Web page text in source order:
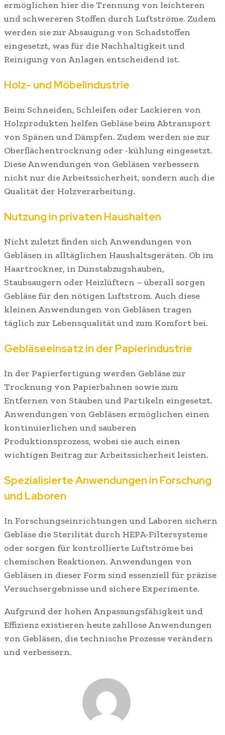
ermöglichen hier die Trennung von leichteren
und schwereren Stoffen durch Luftströme. Zudem
werden sie zur Absaugung von Schadstoffen
eingesetzt, was für die Nachhaltigkeit und
Reinigung von Anlagen entscheidend ist.
Holz- und Möbelindustrie
Beim Schneiden, Schleifen oder Lackieren von
Holzprodukten helfen Gebläse beim Abtransport
von Spänen und Dämpfen. Zudem werden sie zur
Oberflächentrocknung oder -kühlung eingesetzt.
Diese Anwendungen von Gebläsen verbessern
nicht nur die Arbeitssicherheit, sondern auch die
Qualität der Holzverarbeitung.
Nutzung in privaten Haushalten
Nicht zuletzt finden sich Anwendungen von
Gebläsen in alltäglichen Haushaltsgeräten. Ob im
Haartrockner, in Dunstabzugshauben,
Staubsaugern oder Heizlüftern – überall sorgen
Gebläse für den nötigen Luftstrom. Auch diese
kleinen Anwendungen von Gebläsen tragen
täglich zur Lebensqualität und zum Komfort bei.
Gebläseeinsatz in der Papierindustrie
In der Papierfertigung werden Gebläse zur
Trocknung von Papierbahnen sowie zum
Entfernen von Stäuben und Partikeln eingesetzt.
Anwendungen von Gebläsen ermöglichen einen
kontinuierlichen und sauberen
Produktionsprozess, wobei sie auch einen
wichtigen Beitrag zur Arbeitssicherheit leisten.
Spezialisierte Anwendungen in Forschung
und Laboren
In Forschungseinrichtungen und Laboren sichern
Gebläse die Sterilität durch HEPA-Filtersysteme
oder sorgen für kontrollierte Luftströme bei
chemischen Reaktionen. Anwendungen von
Gebläsen in dieser Form sind essenziell für präzise
Versuchsergebnisse und sichere Experimente.
Aufgrund der hohen Anpassungsfähigkeit und
Effizienz existieren heute zahllose Anwendungen
von Gebläsen, die technische Prozesse verändern
und verbessern.